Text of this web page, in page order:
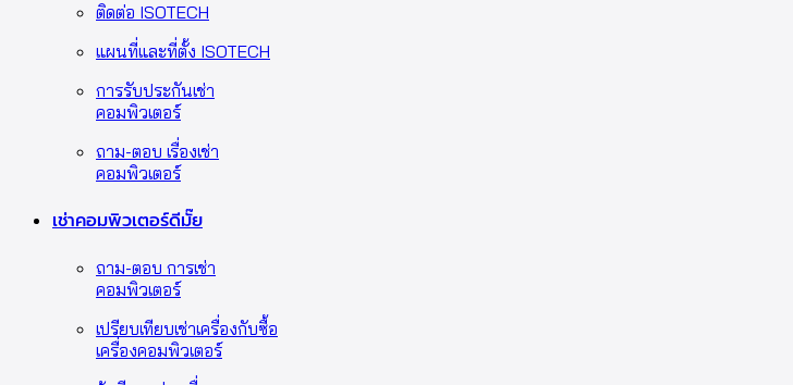
ติดต่อ ISOTECH
แผนที่และที่ตั้ง ISOTECH
การรับประกันเช่า
คอมพิวเตอร์
ถาม-ตอบ เรื่องเช่า
คอมพิวเตอร์
เช่าคอมพิวเตอร์ดีมั๊ย
ถาม-ตอบ การเช่า
คอมพิวเตอร์
เปรียบเทียบเช่าเครื่องกับซื้อ
เครื่องคอมพิวเตอร์